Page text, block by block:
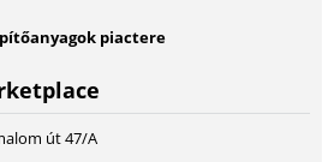
piactere
út 47/A